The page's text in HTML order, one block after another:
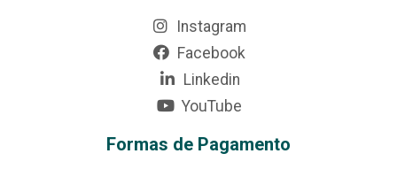
Instagram
Facebook
Linkedin
YouTube
Formas de Pagamento